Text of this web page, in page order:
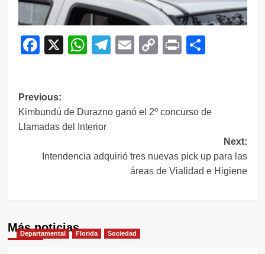
Facebook
X WhatsApp
Telegram
EmailCopy
Print
Navegación
de
Previous:
Kimbundú de Durazno ganó el 2º concurso de
Llamadas del Interior
Next:
Intendencia adquirió tres nuevas pick up para las
áreas de Vialidad e Higiene
Más noticias
Departamental Florida Sociedad